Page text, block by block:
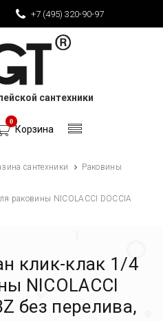
+7 (495) 320-90-97
сантехники
0
Корзина
сантехники
Раковины
раковины NICOLACCI DOCCIA
клик-клак 1/4
NICOLACCI
без перелива,